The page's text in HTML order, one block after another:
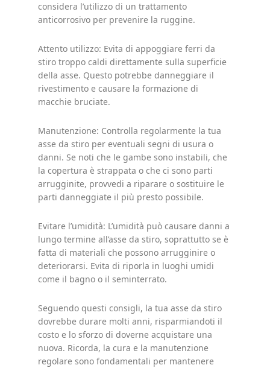
considera l’utilizzo di un trattamento
anticorrosivo per prevenire la ruggine.
Attento utilizzo: Evita di appoggiare ferri da
stiro troppo caldi direttamente sulla superficie
della asse. Questo potrebbe danneggiare il
rivestimento e causare la formazione di
macchie bruciate.
Manutenzione: Controlla regolarmente la tua
asse da stiro per eventuali segni di usura o
danni. Se noti che le gambe sono instabili, che
la copertura è strappata o che ci sono parti
arrugginite, provvedi a riparare o sostituire le
parti danneggiate il più presto possibile.
Evitare l’umidità: L’umidità può causare danni a
lungo termine all’asse da stiro, soprattutto se è
fatta di materiali che possono arrugginire o
deteriorarsi. Evita di riporla in luoghi umidi
come il bagno o il seminterrato.
Seguendo questi consigli, la tua asse da stiro
dovrebbe durare molti anni, risparmiandoti il
costo e lo sforzo di doverne acquistare una
nuova. Ricorda, la cura e la manutenzione
regolare sono fondamentali per mantenere